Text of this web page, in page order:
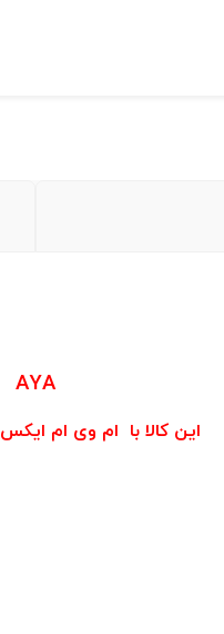
AYA
این کالا با ام وی ام ایکس33 مشترک است